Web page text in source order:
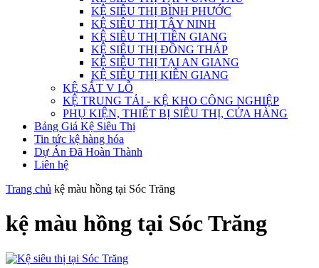
KỆ SIÊU THỊ BÌNH PHƯỚC
KỆ SIÊU THỊ TÂY NINH
KỆ SIÊU THỊ TIỀN GIANG
KỆ SIÊU THỊ ĐỒNG THÁP
KỆ SIÊU THỊ TẠI AN GIANG
KỆ SIÊU THỊ KIÊN GIANG
KỆ SẮT V LỖ
KỆ TRUNG TẢI - KỆ KHO CÔNG NGHIỆP
PHỤ KIỆN, THIẾT BỊ SIÊU THỊ, CỬA HÀNG
Bảng Giá Kệ Siêu Thị
Tin tức kệ hàng hóa
Dự Án Đã Hoàn Thành
Liên hệ
Trang chủ kệ màu hồng tại Sóc Trăng
kệ màu hồng tại Sóc Trăng